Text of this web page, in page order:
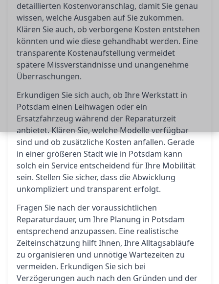
detaillierten Kostenvoranschlag, damit Sie genau
wissen, welche Ausgaben auf Sie zukommen.
Klären Sie auch, ob verborgene Kosten entstehen
könnten und wie diese gehandhabt werden. Eine
transparente Kostenaufstellung vermeidet
spätere Missverständnisse und unangenehme
Überraschungen.
Erkundigen Sie sich auch, ob Ihre Werkstatt in
Potsdam einen Leihwagen oder ein
Ersatzfahrzeug während der Reparaturzeit
anbietet. Klären Sie, welche Modelle verfügbar
sind und ob zusätzliche Kosten anfallen. Gerade
in einer größeren Stadt wie in Potsdam kann
solch ein Service entscheidend für Ihre Mobilität
sein. Stellen Sie sicher, dass die Abwicklung
unkompliziert und transparent erfolgt.
Fragen Sie nach der voraussichtlichen
Reparaturdauer, um Ihre Planung in Potsdam
entsprechend anzupassen. Eine realistische
Zeiteinschätzung hilft Ihnen, Ihre Alltagsabläufe
zu organisieren und unnötige Wartezeiten zu
vermeiden. Erkundigen Sie sich bei
Verzögerungen auch nach den Gründen und der